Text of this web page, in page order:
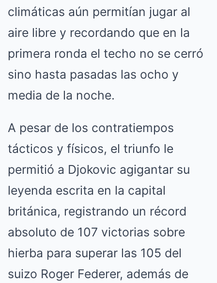
climáticas aún permitían jugar al
aire libre y recordando que en la
primera ronda el techo no se cerró
sino hasta pasadas las ocho y
media de la noche.
A pesar de los contratiempos
tácticos y físicos, el triunfo le
permitió a Djokovic agigantar su
leyenda escrita en la capital
británica, registrando un récord
absoluto de 107 victorias sobre
hierba para superar las 105 del
suizo Roger Federer, además de